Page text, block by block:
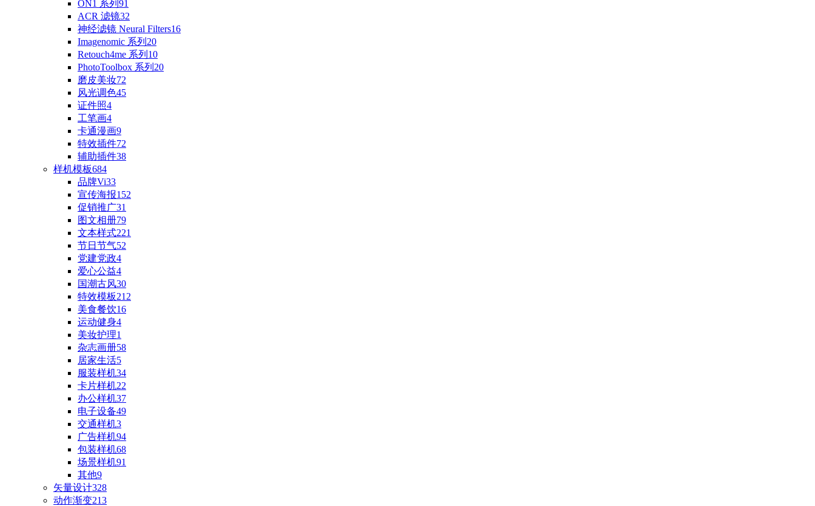
ON1 系列 91
ACR 滤镜32
神经滤镜 Neural Filters16
Imagenomic 系列 20
Retouch4me 系列 10
PhotoToolbox 系列 20
磨皮美妆72
风光调色45
证件照4
工笔画4
卡通漫画9
特效插件72
辅助插件38
样机模板684
品牌Vi33
宣传海报152
促销推广31
图文相册79
文本样式221
节日节气52
党建党政4
爱心公益4
国潮古风30
特效模板212
美食餐饮16
运动健身4
美妆护理1
杂志画册58
居家生活5
服装样机34
卡片样机22
办公样机37
电子设备49
交通样机3
广告样机94
包装样机68
场景样机91
其他9
矢量设计328
动作渐变213